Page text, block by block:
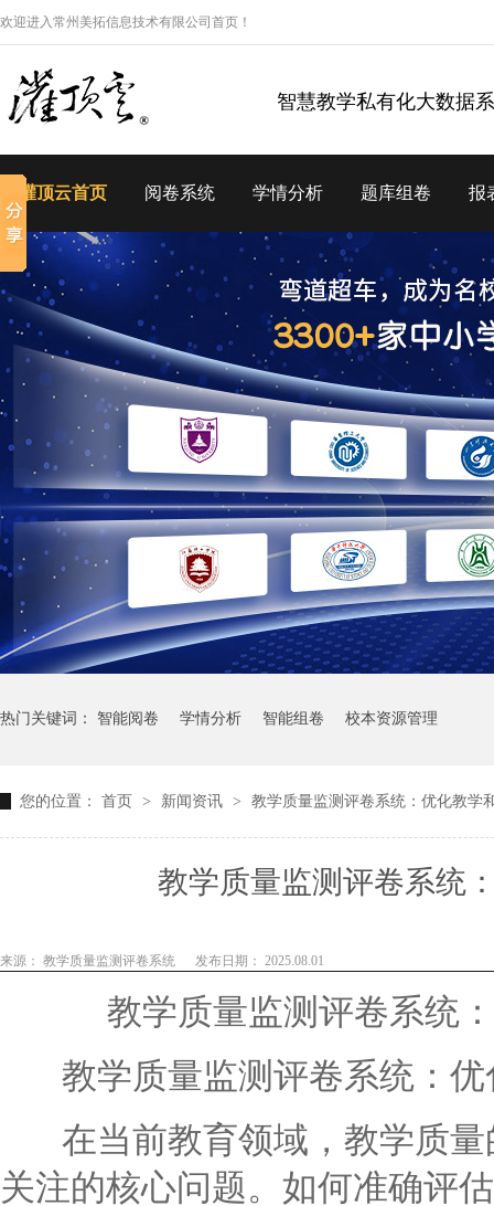
欢迎进入常州美拓信息技术有限公司首页！
智慧教学私有化大数据
灌顶云首页 阅卷系统 学情分析 题库组卷 报
热门关键词： 智能阅卷 学情分析 智能组卷 校本资源管理
您的位置： 首页 > 新闻资讯 > 教学质量监测评卷系统：优化教学
教学质量监测评卷系统
来源： 教学质量监测评卷系统 发布日期： 2025.08.01
教学质量监测评卷系统
教学质量监测评卷系统：优
在当前教育领域，教学质量
关注的核心问题。如何准确评